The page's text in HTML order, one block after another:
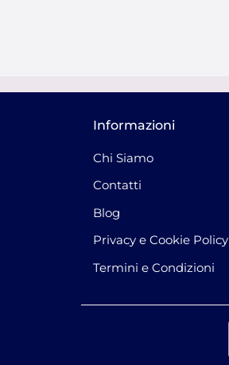
Informazioni
Chi Siamo
Contatti
Blog
Privacy e Cookie Policy
Termini e Condizioni